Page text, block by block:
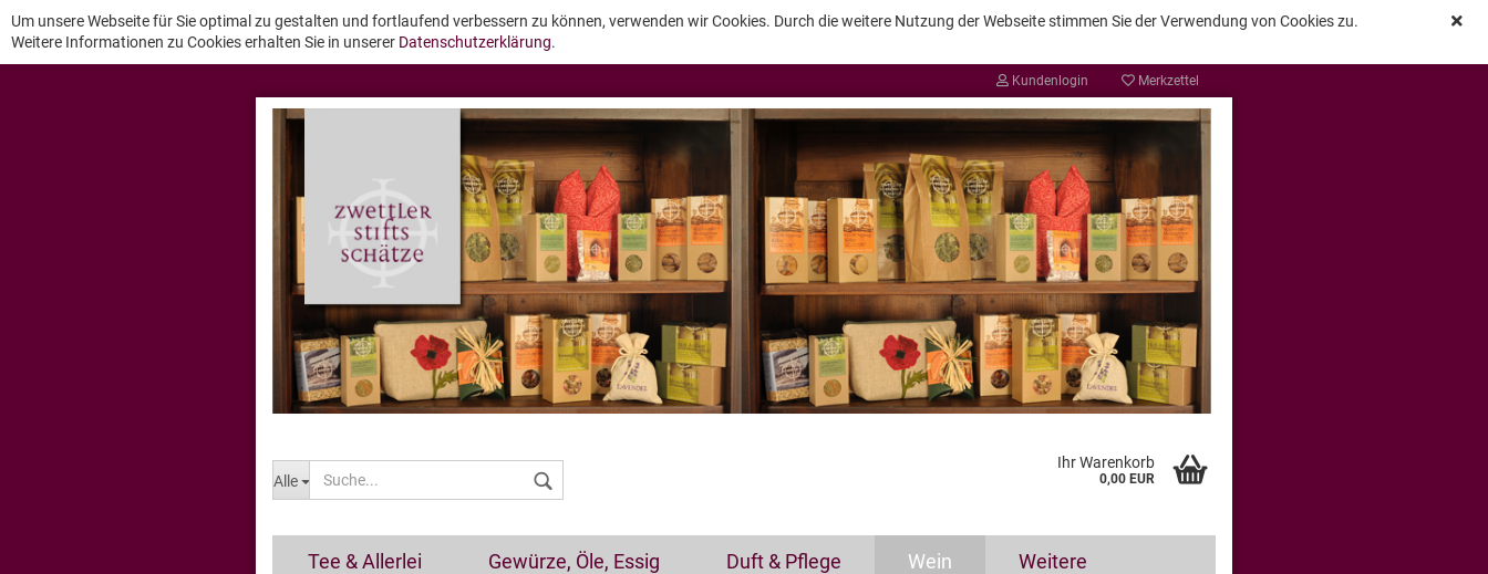
Kundenlogin
Konto erstellen
Passwort vergessen?
Merkzettel
Alle
Ihr Warenkorb
0,00 EUR
Um unsere Webseite für Sie optimal zu gestalten und fortlaufend verbessern zu können, verwenden wir Cookies. Durch die weitere Nutzung der Webseite stimmen Sie der Verwendung von Cookies zu.
Weitere Informationen zu Cookies erhalten Sie in unserer Datenschutzerklärung.
Tee & Allerlei Gewürze, Öle, Essig Duft & Pflege Wein Weitere